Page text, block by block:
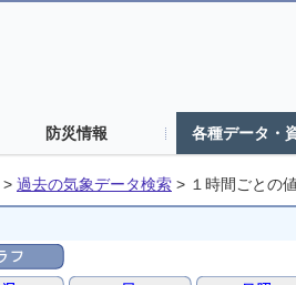
防災情報 各種データ・
> 過去の気象データ検索 > １時間ごとの